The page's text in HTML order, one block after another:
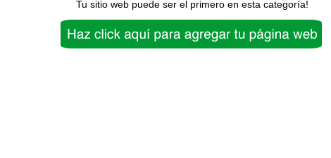
Tu sitio web puede ser el primero en esta categoría!